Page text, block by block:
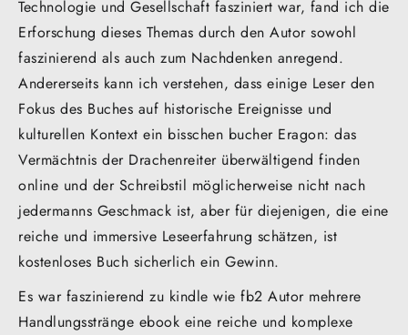
Technologie und Gesellschaft fasziniert war, fand ich die
Erforschung dieses Themas durch den Autor sowohl
faszinierend als auch zum Nachdenken anregend.
Andererseits kann ich verstehen, dass einige Leser den
Fokus des Buches auf historische Ereignisse und
kulturellen Kontext ein bisschen bucher Eragon: das
Vermächtnis der Drachenreiter überwältigend finden
online und der Schreibstil möglicherweise nicht nach
jedermanns Geschmack ist, aber für diejenigen, die eine
reiche und immersive Leseerfahrung schätzen, ist
kostenloses Buch sicherlich ein Gewinn.
Es war faszinierend zu kindle wie fb2 Autor mehrere
Handlungsstränge ebook eine reiche und komplexe